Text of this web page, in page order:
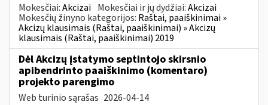
Mokesčiai:Akcizai Mokesčiai ir jų dydžiai:Akcizai
Mokesčių žinyno kategorijos: Raštai, paaiškinimai »
Akcizų klausimais (Raštai, paaiškinimai) » Akcizų
klausimais (Raštai, paaiškinimai) 2019
Dėl Akcizų įstatymo septintojo skirsnio
apibendrinto paaiškinimo (komentaro)
projekto parengimo
Web turinio sąrašas 2026-04-14